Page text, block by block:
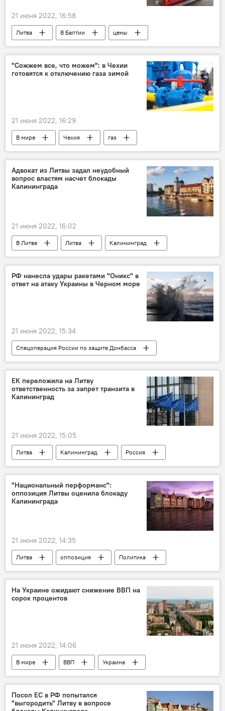
21 июня 2022, 16:58
Литва В Балтии цены
"Сожжем все, что можем": в Чехии
готовятся к отключению газа зимой
21 июня 2022, 16:29
В мире Чехия
газ
поставки газа
Адвокат из Литвы задал неудобный
вопрос властям насчет блокады
Калининграда
21 июня 2022, 16:02
В Литве Литва
Калининград
Калининградская область
Россия
санкции
санкции против России
Экономика
Евросоюз (ЕС)
РФ нанесла удары ракетами "Оникс" в
ответ на атаку Украины в Черном море
21 июня 2022, 15:34
Спецоперация России по защите Донбасса
В мире
Россия
Украина
Черное море
ЕК переложила на Литву
ответственность за запрет транзита в
Калининград
21 июня 2022, 15:05
Литва Калининград Россия
"Национальный перформанс":
оппозиция Литвы оценила блокаду
Калининграда
21 июня 2022, 14:35
Литва оппозиция
Политика
Россия
Калининград
политические отношения
транзит
На Украине ожидают снижение ВВП на
сорок процентов
21 июня 2022, 14:06
В мире ВВП
Украина
Киев
Посол ЕС в РФ попытался
"выгородить" Литву в вопросе